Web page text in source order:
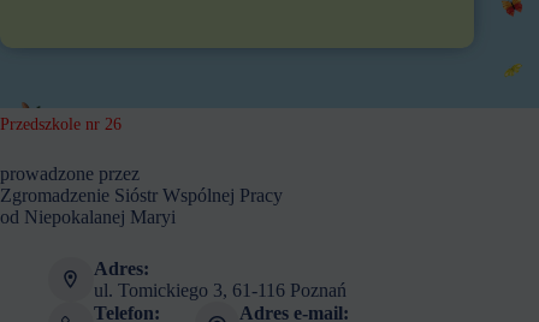
Przedszkole nr 26
prowadzone przez
Zgromadzenie Sióstr Wspólnej Pracy
od Niepokalanej Maryi
Adres:
ul. Tomickiego 3, 61-116 Poznań
Telefon:
Adres e-mail: